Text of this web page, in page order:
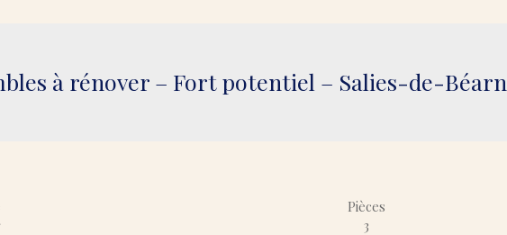
à rénover – Fort potentiel – Salies-de-Béarn
Pièces
3